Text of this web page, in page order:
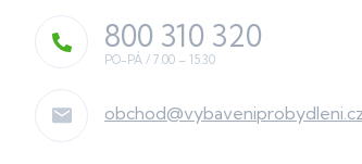
obchod@
800 310 320